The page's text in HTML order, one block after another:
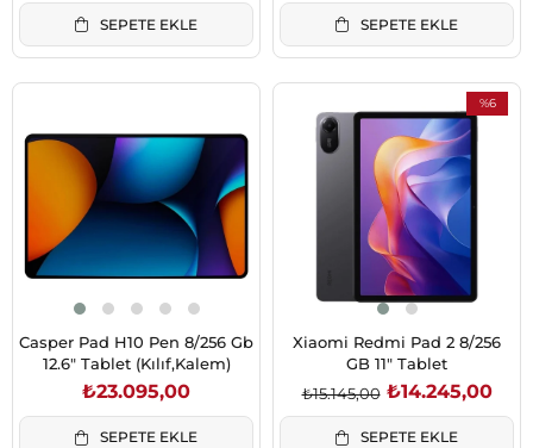
SEPETE EKLE SEPETE EKLE
Casper Pad H10 Pen 8/256 Gb
12.6" Tablet (Kılıf,Kalem)
₺23.095,00
SEPETE EKLE
%6
İndirim
Xiaomi Redmi Pad 2 8/256
GB 11" Tablet
₺14.245,00
₺15.145,00
SEPETE EKLE